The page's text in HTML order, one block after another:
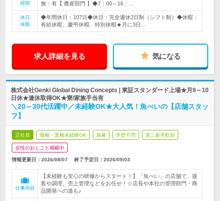
時間
無：有【 農産部門 】◆7：00～16：…
休日
休暇
◆年間休日：107日◆休日：完全週休2日制（シフト制）◆休暇：
有給休暇、慶弔休暇、特別休暇★月に3日…
求人詳細を見る 気になる
株式会社Genki Global Dining Concepts | 東証スタンダード上場★月9～10
日休★連休取得OK★寮/家族手当有
＼20～30代活躍中／未経験OK★大人気！魚べいの【店舗スタッ
フ】
正社員 職種・業種未経験OK 急募 学歴不問 第二新卒歓迎
女性のおしごと掲載中
情報更新日：2026/08/07 終了予定日： 2026/09/03
仕事内容
【未経験も安心の研修からスタート！】「魚べい」の店舗で、接
客や調理、売上管理などをお任せ！☆店長や本社の管理部門・商
品開発への道も♪